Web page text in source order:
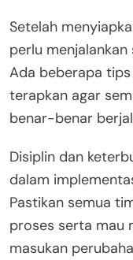
Setelah
perlu
Ada beberapa
terapkan agar
benar-benar
Disiplin dan
dalam
Pastikan semua
proses serta mau
masukan